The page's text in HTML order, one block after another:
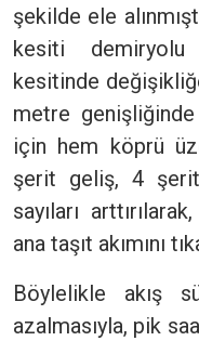
şekilde ele
kesiti
kesitinde
metre
için hem köprü
şerit geliş, 4
sayıları
ana taşıt akımını
Böylelikle akış
azalmasıyla, pik